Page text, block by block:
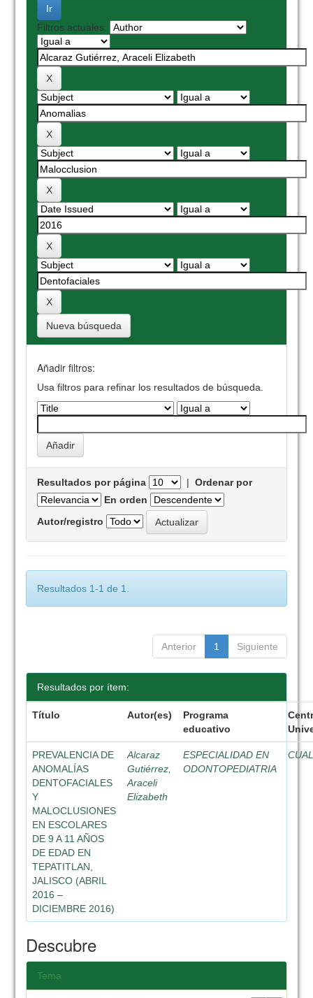
Filtros actuales:
Nueva búsqueda
Añadir filtros:
Usa filtros para refinar los resultados de búsqueda.
Resultados por página |Ordenar por
En orden
Autor/registro
Resultados 1-1 de 1.
Anterior 1 Siguiente
Resultados por ítem:
Título Autor(es)
Programa
educativo
PREVALENCIA DE
ANOMALÍAS
DENTOFACIALES
Y
MALOCLUSIONES
EN ESCOLARES
DE 9 A 11 AÑOS
DE EDAD EN
TEPATITLAN,
JALISCO (ABRIL
2016 –
DICIEMBRE 2016)
Alcaraz
Gutiérrez,
Araceli
Elizabeth
ESPECIALIDAD EN
ODONTOPEDIATRIA
Descubre
Tema